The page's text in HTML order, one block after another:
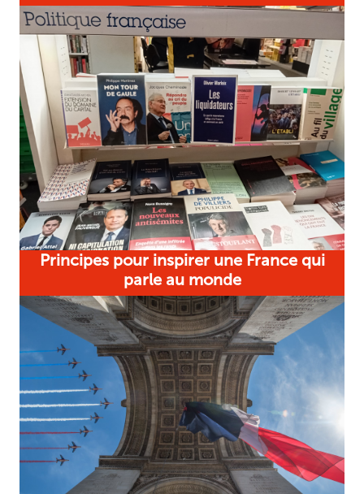
Principes pour inspirer une France qui
parle au monde